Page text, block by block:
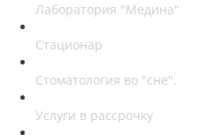
Лаборатория "Медина"
Стационар
Стоматология во "сне".
Услуги в рассрочку